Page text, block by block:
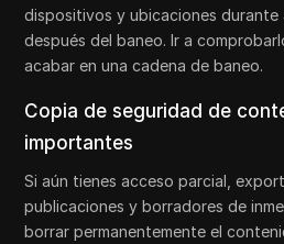
dispositivos y ubicaciones durante
después del baneo. Ir a
acabar en una cadena de baneo.
Copia de seguridad de
importantes
Si aún tienes acceso parcial,
publicaciones y borradores de
borrar permanentemente el